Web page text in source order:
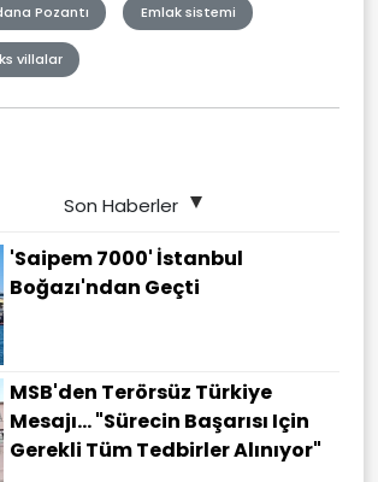
Pozantı Emlak sistemi
villalar
Son Haberler
'Saipem 7000' İstanbul
Boğazı'ndan Geçti
MSB'den Terörsüz Türkiye
Mesajı... "Sürecin Başarısı Için
Gerekli Tüm Tedbirler Alınıyor"